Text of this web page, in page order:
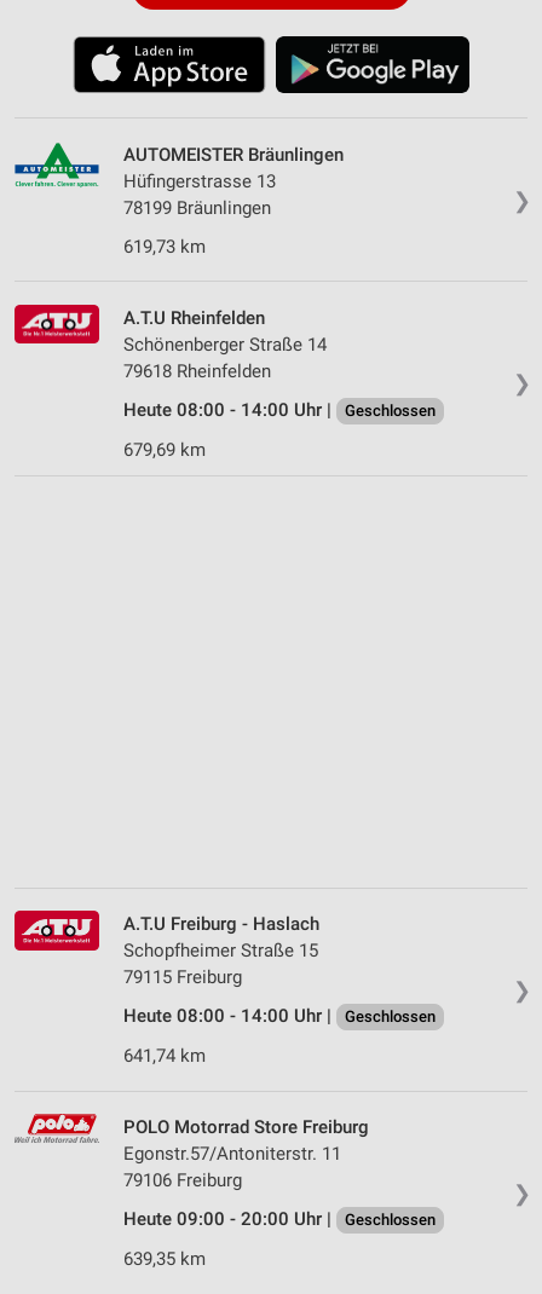
❯
AUTOMEISTER Bräunlingen
Hüfingerstrasse 13
78199 Bräunlingen
619,73 km
❯
A.T.U Rheinfelden
Schönenberger Straße 14
79618 Rheinfelden
Heute 08:00 - 14:00 Uhr |
Geschlossen
679,69 km
❯
A.T.U Freiburg - Haslach
Schopfheimer Straße 15
79115 Freiburg
Heute 08:00 - 14:00 Uhr |
Geschlossen
641,74 km
❯
POLO Motorrad Store Freiburg
Egonstr.57/Antoniterstr. 11
79106 Freiburg
Heute 09:00 - 20:00 Uhr |
Geschlossen
639,35 km